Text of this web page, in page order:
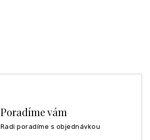
Poradíme vám
Radi poradíme s objednávkou